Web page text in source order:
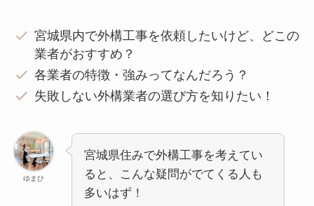
宮城県内で外構工事を依頼したいけど、どこの
業者がおすすめ？
各業者の特徴・強みってなんだろう？
失敗しない外構業者の選び方を知りたい！
ゆまひ
宮城県住みで外構工事を考えてい
ると、こんな疑問がでてくる人も
多いはず！